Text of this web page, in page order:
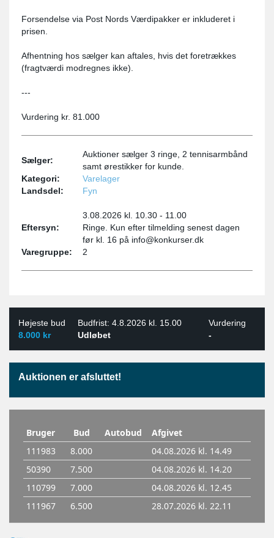
Forsendelse via Post Nords Værdipakker er inkluderet i
prisen.
Afhentning hos sælger kan aftales, hvis det foretrækkes
(fragtværdi modregnes ikke).
---
Vurdering kr. 81.000
Sælger:
Auktioner sælger 3 ringe, 2 tennisarmbånd
samt ørestikker for kunde.
Kategori:
Varelager
Landsdel:
Fyn
Eftersyn:
3.08.2026 kl. 10.30 - 11.00
Ringe. Kun efter tilmelding senest dagen
før kl. 16 på info@konkurser.dk
Varegruppe:
2
Højeste bud Budfrist: 4.8.2026 kl. 15.00
Vurdering
8.000 kr
Udløbet -
Auktionen er afsluttet!